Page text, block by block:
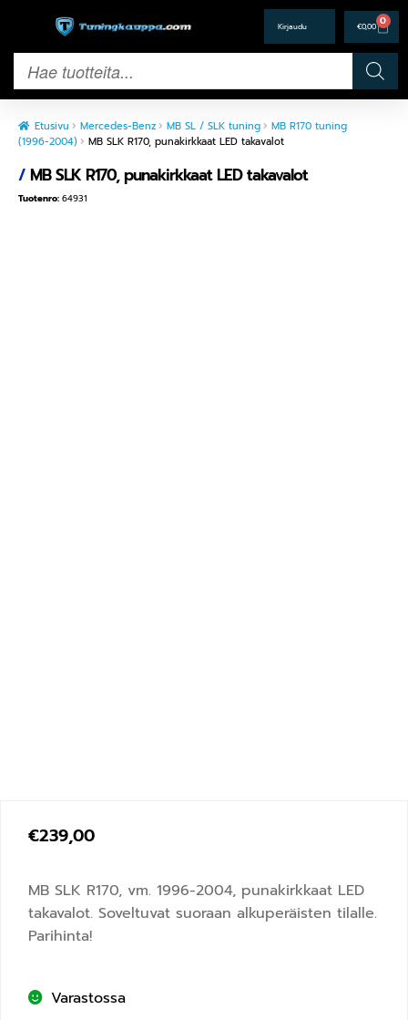
€0,00 0
Etusivu Mercedes-Benz MB SL / SLK tuning
MB R170 tuning
(1996-2004)
MB SLK R170, punakirkkaat LED takavalot
/MB SLK R170, punakirkkaat LED takavalot
Tuotenro: 64931
€239,00
MB SLK R170, vm. 1996-2004, punakirkkaat LED
takavalot. Soveltuvat suoraan alkuperäisten tilalle.
Parihinta!
Varastossa